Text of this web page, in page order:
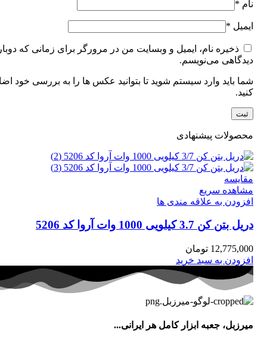
نام *
ایمیل *
ذخیره نام، ایمیل و وبسایت من در مرورگر برای زمانی که
دیدگاهی می‌نویسم.
شما باید وارد سیستم شوید تا بتوانید عکس ها را به بررسی خود
کنید.
محصولات پیشنهادی
مقایسه
مشاهده سریع
افزودن به علاقه مندی ها
دریل بتن کن 3.7 کیلویی 1000 وات آروا کد 5206
12,775,000 تومان
افزودن به سبد خرید
میرزبل، جعبه ابزار کامل هر ایرانی...